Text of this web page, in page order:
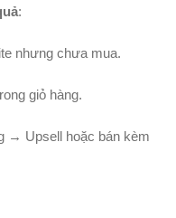
:
nhưng chưa mua.
giỏ hàng.
→ Upsell hoặc bán kèm